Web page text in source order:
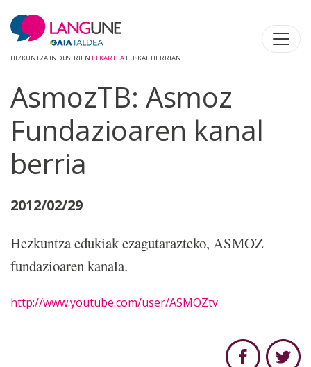
HIZKUNTZA INDUSTRIEN ELKARTEA EUSKAL HERRIAN
AsmozTB: Asmoz
Fundazioaren kanal
berria
2012/02/29
Hezkuntza edukiak ezagutarazteko, ASMOZ
fundazioaren kanala.
http://www.youtube.com/user/ASMOZtv